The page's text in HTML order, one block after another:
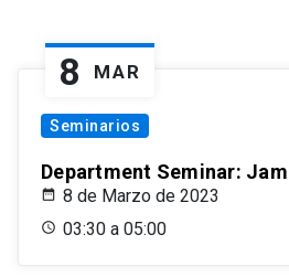
8 MAR
Seminarios
Department Seminar:
8 de Marzo de 2023
03:30 a 05:00